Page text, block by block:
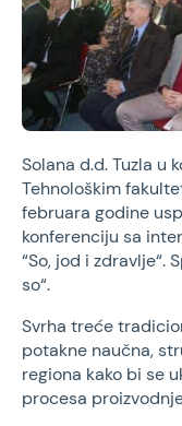
Solana d.d. Tuzla u
Tehnološkim
februara godine
konferenciju sa
“So, jod i zdravlje“.
so“.
Svrha treće
potakne naučna,
regiona kako bi se
procesa